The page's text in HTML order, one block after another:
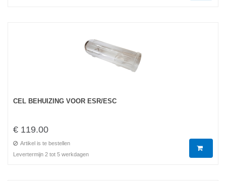
CEL BEHUIZING VOOR ESR/ESC
€ 119.00
Artikel is te bestellen
Levertermijn 2 tot 5 werkdagen